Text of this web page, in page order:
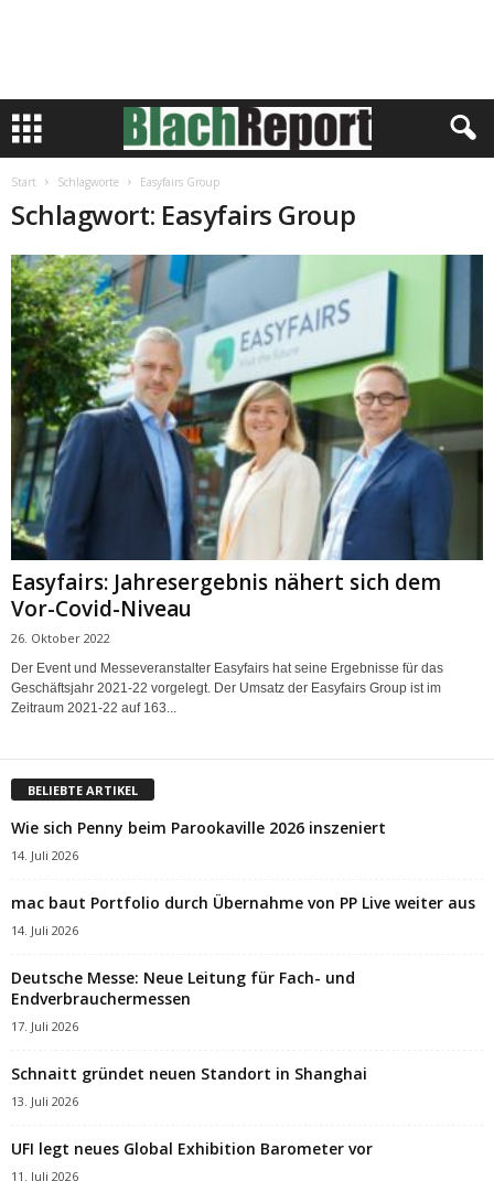
Start Schlagworte Easyfairs Group
Schlagwort: Easyfairs Group
Easyfairs: Jahresergebnis nähert sich dem
Vor-Covid-Niveau
26. Oktober 2022
Der Event und Messeveranstalter Easyfairs hat seine Ergebnisse für das
Geschäftsjahr 2021-22 vorgelegt. Der Umsatz der Easyfairs Group ist im
Zeitraum 2021-22 auf 163...
BELIEBTE ARTIKEL
Wie sich Penny beim Parookaville 2026 inszeniert
14. Juli 2026
mac baut Portfolio durch Übernahme von PP Live weiter aus
14. Juli 2026
Deutsche Messe: Neue Leitung für Fach- und
Endverbrauchermessen
17. Juli 2026
Schnaitt gründet neuen Standort in Shanghai
13. Juli 2026
UFI legt neues Global Exhibition Barometer vor
11. Juli 2026